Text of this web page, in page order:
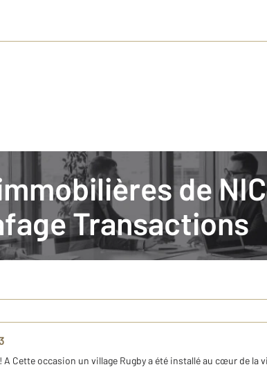
de
Transactions
TRANSACTIONS
accueillons le nouveau petit immo n°69 !Culture,
préférés, ainsi que les annonces choisies pour vous par les
Cette occasion un village Rugby a été installé au cœur de la